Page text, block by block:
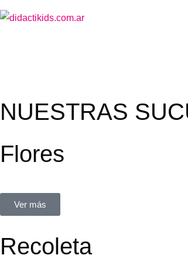
NUESTRAS
Flores
Ver más
Recoleta